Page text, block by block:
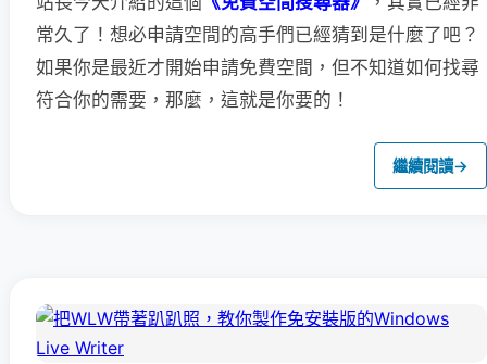
常久了！想必申請空間的高手們已經猜到是什麼了吧？
如果你是最近才開始申請免費空間，但不知道如何找尋
符合你的需要，那麼，這就是你要的！
繼續閱讀→